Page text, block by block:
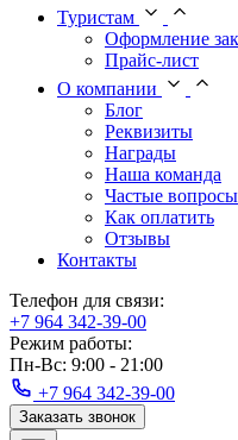
Туристам
Оформление
Прайс-лист
О компании
Блог
Реквизиты
Награды
Наша команда
Частые вопросы
Как оплатить
Отзывы
Контакты
Телефон для связи:
+7 964 342-39-00
Режим работы:
Пн-Вс: 9:00 - 21:00
+7 964 342-39-00
Заказать звонок